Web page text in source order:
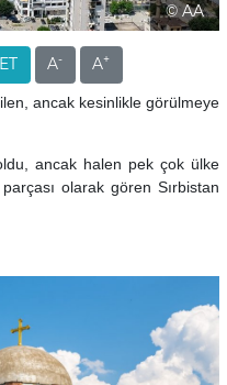
© AA
A- A+
ancak kesinlikle görülmeye
ancak halen pek çok ülke
olarak gören Sırbistan